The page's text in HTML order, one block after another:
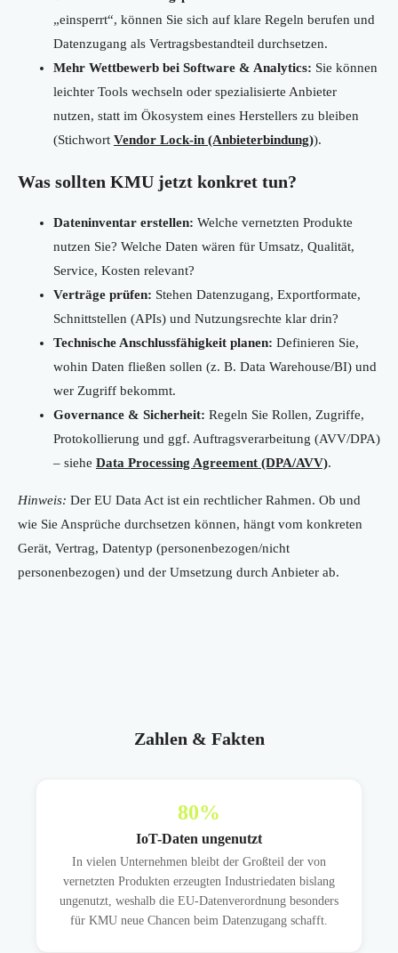
„einsperrt“, können Sie sich auf klare Regeln berufen und
Datenzugang als Vertragsbestandteil durchsetzen.
Mehr Wettbewerb bei Software & Analytics: Sie können
leichter Tools wechseln oder spezialisierte Anbieter
nutzen, statt im Ökosystem eines Herstellers zu bleiben
(Stichwort Vendor Lock-in (Anbieterbindung)).
Was sollten KMU jetzt konkret tun?
Dateninventar erstellen: Welche vernetzten Produkte
nutzen Sie? Welche Daten wären für Umsatz, Qualität,
Service, Kosten relevant?
Verträge prüfen: Stehen Datenzugang, Exportformate,
Schnittstellen (APIs) und Nutzungsrechte klar drin?
Technische Anschlussfähigkeit planen: Definieren Sie,
wohin Daten fließen sollen (z. B. Data Warehouse/BI) und
wer Zugriff bekommt.
Governance & Sicherheit: Regeln Sie Rollen, Zugriffe,
Protokollierung und ggf. Auftragsverarbeitung (AVV/DPA)
– siehe Data Processing Agreement (DPA/AVV).
Hinweis: Der EU Data Act ist ein rechtlicher Rahmen. Ob und
wie Sie Ansprüche durchsetzen können, hängt vom konkreten
Gerät, Vertrag, Datentyp (personenbezogen/nicht
personenbezogen) und der Umsetzung durch Anbieter ab.
Zahlen & Fakten
80%
IoT-Daten ungenutzt
In vielen Unternehmen bleibt der Großteil der von
vernetzten Produkten erzeugten Industriedaten bislang
ungenutzt, weshalb die EU-Datenverordnung besonders
für KMU neue Chancen beim Datenzugang schafft.